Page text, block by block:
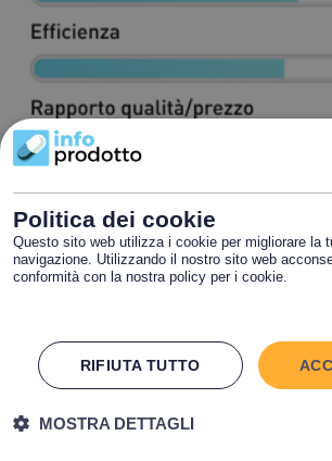
Politica dei cookie
Questo sito web utilizza i cookie per migliorare la
navigazione. Utilizzando il nostro sito web
conformità con la nostra policy per i cookie.
RIFIUTA TUTTO
MOSTRA DETTAGLI